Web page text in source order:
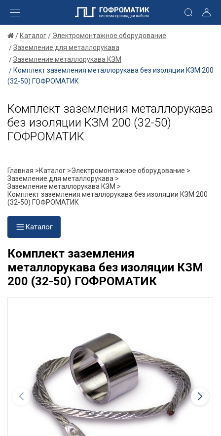
Каталог
Электромонтажное оборудование
Заземление для металлорукава
Заземление металлорукава КЗМ
Комплект заземления металлорукава без изоляции КЗМ 200
(32-50) ГОФРОМАТИК
Комплект заземления металлорукава
без изоляции КЗМ 200 (32-50)
ГОФРОМАТИК
Главная >Каталог >Электромонтажное оборудование >
Заземление для металлорукава >
Заземление металлорукава КЗМ >
Комплект заземления металлорукава без изоляции КЗМ 200
(32-50) ГОФРОМАТИК
Каталог
Комплект заземления
металлорукава без изоляции КЗМ
200 (32-50) ГОФРОМАТИК